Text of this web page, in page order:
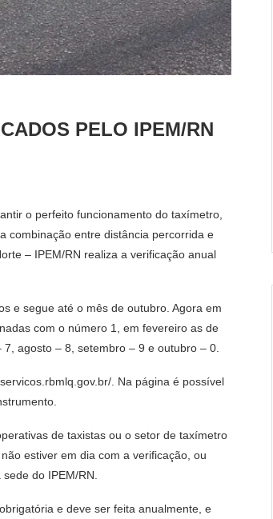
PELO IPEM/RN
o perfeito funcionamento do taxímetro,
combinação entre distância percorrida e
– IPEM/RN realiza a verificação anual
e segue até o mês de outubro. Agora em
com o número 1, em fevereiro as de
agosto – 8, setembro – 9 e outubro – 0.
. Na página é possível
de taxistas ou o setor de taxímetro
estiver em dia com a verificação, ou
do IPEM/RN.
e deve ser feita anualmente, e